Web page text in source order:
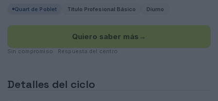
Quart de Poblet Título Profesional Básico Diurno
Quiero saber más →
Sin compromiso · Respuesta del centro
Detalles del ciclo